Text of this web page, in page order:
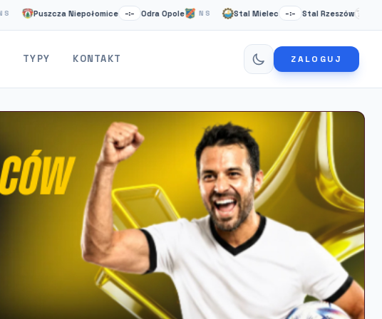
Puszcza Niepołomice –:– Odra Opole NS Stal Mielec –:– Stal Rzeszów NS
TYPY KONTAKT ZALOGUJ